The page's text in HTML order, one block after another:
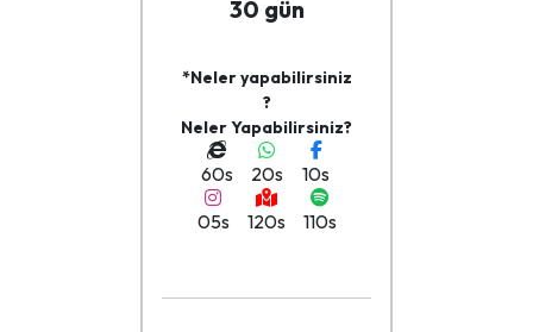
30 gün
*Neler yapabilirsiniz
?
Neler Yapabilirsiniz?
60s 20s
10s
05s
120s 110s